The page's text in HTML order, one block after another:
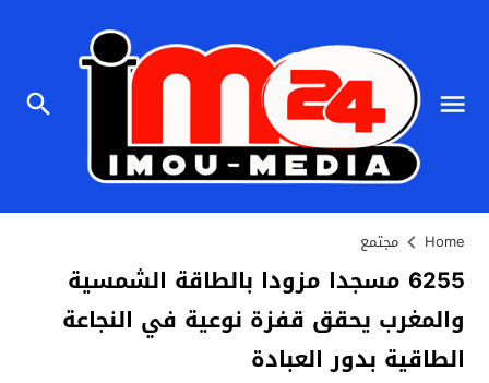
Home مجتمع
6255 مسجدا مزودا بالطاقة الشمسية
والمغرب يحقق قفزة نوعية في النجاعة
الطاقية بدور العبادة